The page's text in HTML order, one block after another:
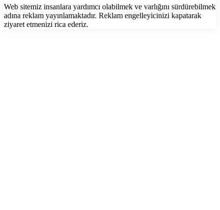
Web sitemiz insanlara yardımcı olabilmek ve varlığını sürdürebilmek
adına reklam yayınlamaktadır. Reklam engelleyicinizi kapatarak
ziyaret etmenizi rica ederiz.